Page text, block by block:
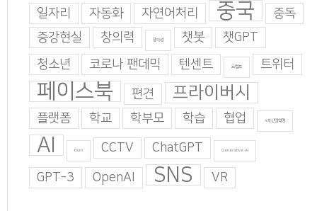
일자리 자동화 자연어처리 중국
중독
증강현실
창의력 창의성 챗봇
챗GPT
청소년
코로나 팬데믹 텐센트 트럼프 트위터
페이스북 편견 프라이버시
플랫폼 학교 학부모 학습 협업 4차산업혁명
AI Burn CCTV ChatGPT Generative AI
GPT-3 OpenAI SNS VR